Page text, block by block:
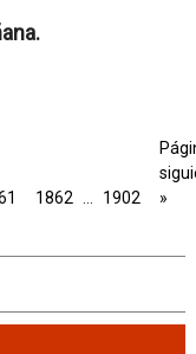
1862 1902
»